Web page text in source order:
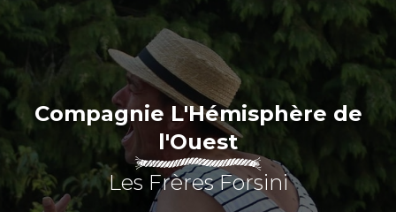
Compagnie L'Hémisphère de
l'Ouest
Les Frères Forsini